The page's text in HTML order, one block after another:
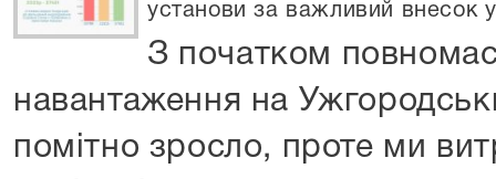
установи за важливий внесок
З початком
навантаження на
помітно зросло, проте ми